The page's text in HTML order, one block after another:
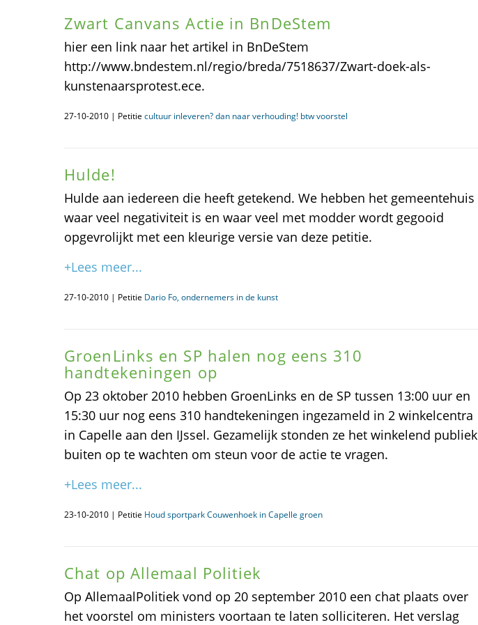
Zwart Canvans Actie in BnDeStem
hier een link naar het artikel in BnDeStem
http://www.bndestem.nl/regio/breda/7518637/Zwart-doek-als-
kunstenaarsprotest.ece.
27-10-2010 | Petitie cultuur inleveren? dan naar verhouding! btw voorstel
Hulde!
Hulde aan iedereen die heeft getekend. We hebben het gemeentehuis
waar veel negativiteit is en waar veel met modder wordt gegooid
opgevrolijkt met een kleurige versie van deze petitie.
+Lees meer...
27-10-2010 | Petitie Dario Fo, ondernemers in de kunst
GroenLinks en SP halen nog eens 310
handtekeningen op
Op 23 oktober 2010 hebben GroenLinks en de SP tussen 13:00 uur en
15:30 uur nog eens 310 handtekeningen ingezameld in 2 winkelcentra
in Capelle aan den IJssel. Gezamelijk stonden ze het winkelend publiek
buiten op te wachten om steun voor de actie te vragen.
+Lees meer...
23-10-2010 | Petitie Houd sportpark Couwenhoek in Capelle groen
Chat op Allemaal Politiek
Op AllemaalPolitiek vond op 20 september 2010 een chat plaats over
het voorstel om ministers voortaan te laten solliciteren. Het verslag